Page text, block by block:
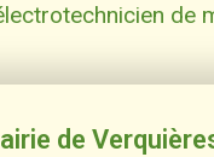
de
de